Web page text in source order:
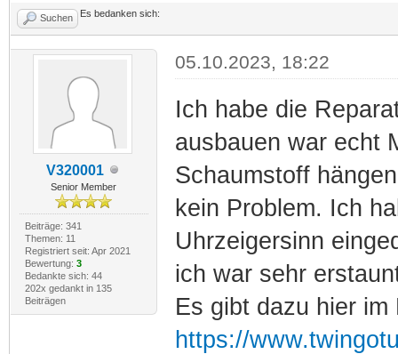
Suchen Es bedanken sich:
V320001
Senior Member
Beiträge: 341
Themen: 11
Registriert seit: Apr 2021
Bewertung: 3
Bedankte sich: 44
202x gedankt in 135
Beiträgen
05.10.2023, 18:22
Ich habe die
ausbauen war echt
Schaumstoff
kein Problem. Ich
Uhrzeigersinn
ich war sehr
Es gibt dazu hier
https://